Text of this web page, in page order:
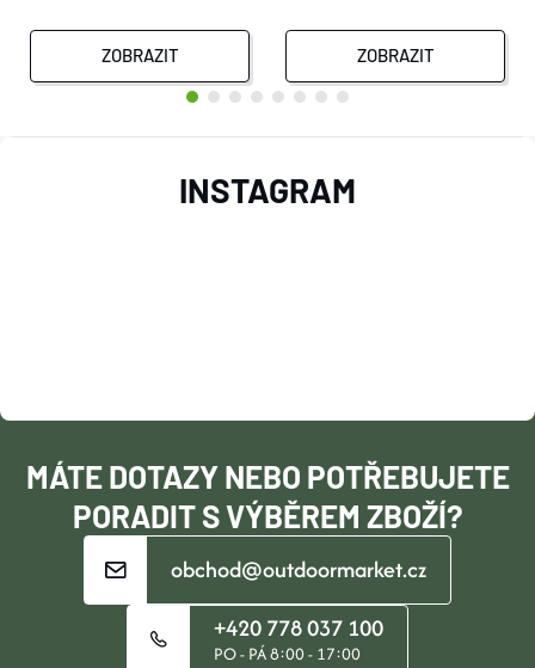
ZOBRAZIT ZOBRAZIT
T
MÁTE DOTAZY NEBO POTŘEBUJETE
PORADIT S VÝBĚREM ZBOŽÍ?
obchod@outdoormarket.cz
+420 778 037 100
PO - PÁ 8:00 - 17:00
INSTAGRAM